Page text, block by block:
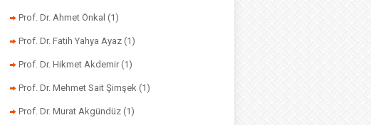
Prof. Dr. Ahmet Önkal (1)
Prof. Dr. Fatih Yahya Ayaz (1)
Prof. Dr. Hikmet Akdemir (1)
Prof. Dr. Mehmet Sait Şimşek (1)
Prof. Dr. Murat Akgündüz (1)